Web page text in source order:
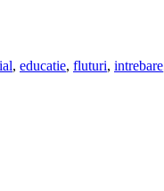
, educatie, fluturi, intrebare